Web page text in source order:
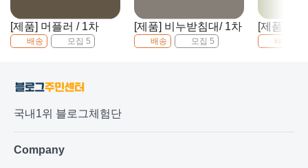
[제품] 머플러 / 1차
배송 모집 5
[제품] 비누받침대/ 1차
배송 모집 5
[제품] 욕
배송
국내1위 블로그체험단
Company